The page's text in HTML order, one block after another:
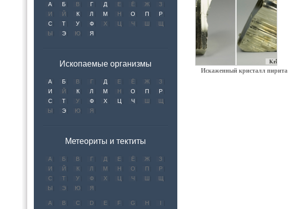
А Б В Г Д Е Ё Ж
З
И
Й К Л М Н О П
Р
С
Т У Ф Х Ц Ч Ш
Щ
Ы
Э Ю Я
Ископаемые организмы
А Б В Г Д Е Ё Ж
З
И
Й К Л М Н О П
Р
С
Т У Ф Х Ц Ч Ш
Щ
Ы
Э Ю Я
Метеориты и тектиты
А Б В Г Д Е Ё Ж
З
И
Й К Л М Н О П
Р
С
Т У Ф Х Ц Ч Ш
Щ
Ы
Э Ю Я
A B C D E F G H
I
Искаженный кристалл пирита